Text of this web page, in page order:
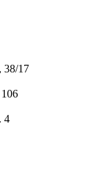
38/17
4